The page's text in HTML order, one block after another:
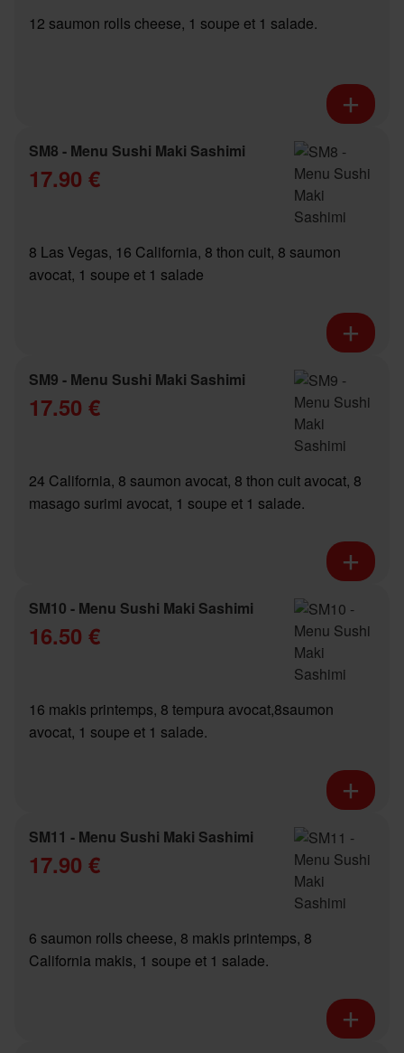
12 saumon rolls cheese, 1 soupe et 1 salade.
SM8 - Menu Sushi Maki Sashimi
17.90 €
8 Las Vegas, 16 California, 8 thon cuit, 8 saumon
avocat, 1 soupe et 1 salade
SM9 - Menu Sushi Maki Sashimi
17.50 €
24 California, 8 saumon avocat, 8 thon cuit avocat, 8
masago surimi avocat, 1 soupe et 1 salade.
SM10 - Menu Sushi Maki Sashimi
16.50 €
16 makis printemps, 8 tempura avocat,8saumon
avocat, 1 soupe et 1 salade.
SM11 - Menu Sushi Maki Sashimi
17.90 €
6 saumon rolls cheese, 8 makis printemps, 8
California makis, 1 soupe et 1 salade.